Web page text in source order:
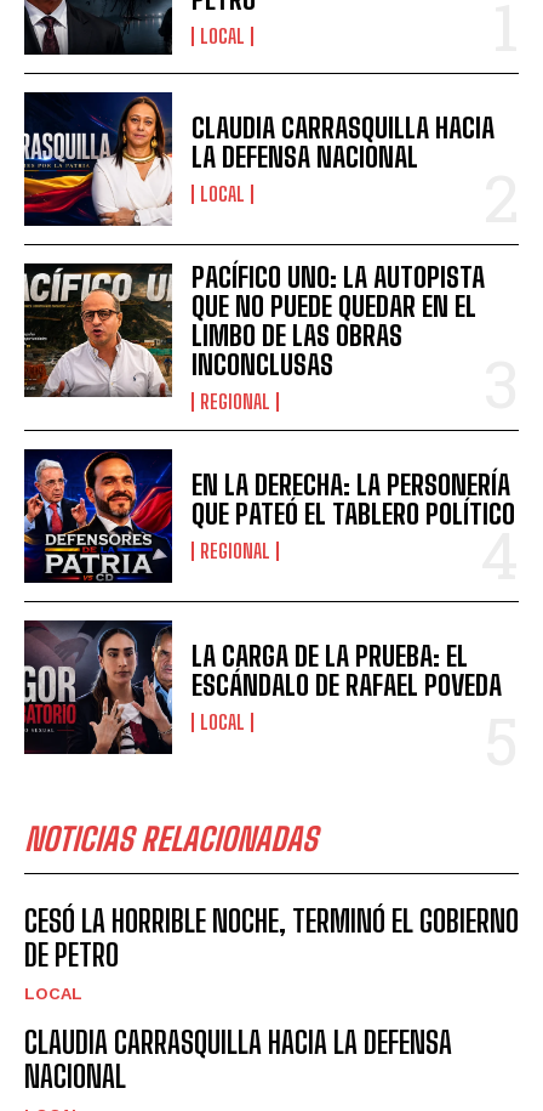
LOCAL
CLAUDIA CARRASQUILLA HACIA
LA DEFENSA NACIONAL
LOCAL
PACÍFICO UNO: LA AUTOPISTA
QUE NO PUEDE QUEDAR EN EL
LIMBO DE LAS OBRAS
INCONCLUSAS
REGIONAL
EN LA DERECHA: LA PERSONERÍA
QUE PATEÓ EL TABLERO POLÍTICO
REGIONAL
LA CARGA DE LA PRUEBA: EL
ESCÁNDALO DE RAFAEL POVEDA
LOCAL
NOTICIAS RELACIONADAS
CESÓ LA HORRIBLE NOCHE, TERMINÓ EL GOBIERNO
DE PETRO
LOCAL
CLAUDIA CARRASQUILLA HACIA LA DEFENSA
NACIONAL